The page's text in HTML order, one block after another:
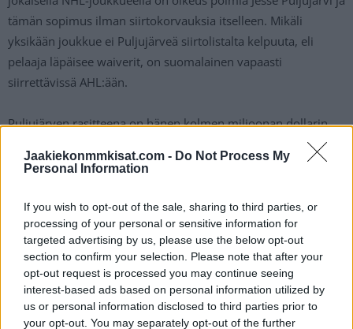
Jaakiekonmmkisat.com - Do Not Process My
Personal Information
If you wish to opt-out of the sale, sharing to third parties, or
processing of your personal or sensitive information for
targeted advertising by us, please use the below opt-out
section to confirm your selection. Please note that after your
opt-out request is processed you may continue seeing
interest-based ads based on personal information utilized by
us or personal information disclosed to third parties prior to
your opt-out. You may separately opt-out of the further
tämän sopimus ilman siirtokorvauksia itselleen. Mikäli
yksikään joukkue ei Puljujärveä siirtolistalta kelpuuta, eli
pelaaja läpäisee waiverit, on suomalainen vapaasti
siirrettävissä AHL:ään.
Puljujärven rasitteena on hänen kolmen miljoonan dollarin
sopimus, joka on varmasti monelle liikaa nykyisen Oilers-
hyökkääjän palveluksista.
https://twitter.com/SportsnetSpec/status/162384904104092
0576
Jos twiitti ei näy laitteellasi voit katsoa sen suoraan Twitteristä